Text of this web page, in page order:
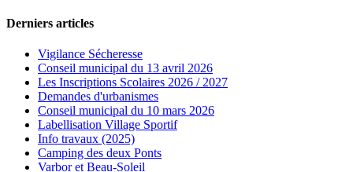
Derniers articles
Vigilance Sécheresse
Conseil municipal du 13 avril 2026
Les Inscriptions Scolaires 2026 / 2027
Demandes d'urbanismes
Conseil municipal du 10 mars 2026
Labellisation Village Sportif
Info travaux (2025)
Camping des deux Ponts
Varbor et Beau-Soleil